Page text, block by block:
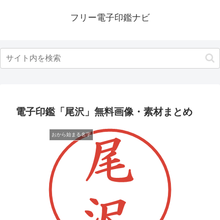
フリー電子印鑑ナビ
電子印鑑「尾沢」無料画像・素材まとめ
おから始まる名字